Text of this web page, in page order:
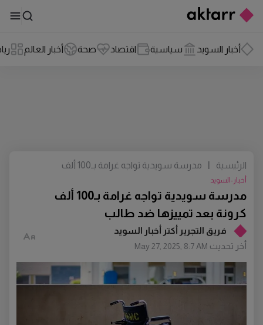
أخبار السويد سياسية اقتصاد صحة أخبار العالم
فريق التجرير أكتر أخبار السويد
أخر تحديث May 27, 2025, 8:7 AM
مدرسة سويدية تواجه غرامة بـ100 ألف
كرونة بعد تمييزها ضد طالب
أخبار-السويد
الرئيسية |
مدرسة سويدية تواجه غرامة بـ100 ألف